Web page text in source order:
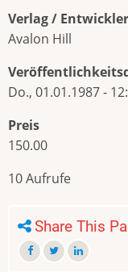
Verlag /
Avalon Hill
Do., 01.01.1987 -
Preis
150.00
10 Aufrufe
Share This